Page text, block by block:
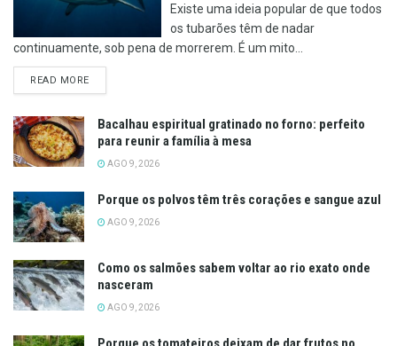
Existe uma ideia popular de que todos
os tubarões têm de nadar
continuamente, sob pena de morrerem. É um mito...
READ MOREDETAILS
Bacalhau espiritual gratinado no forno: perfeito
para reunir a família à mesa
AGO 9, 2026
Porque os polvos têm três corações e sangue azul
AGO 9, 2026
Como os salmões sabem voltar ao rio exato onde
nasceram
AGO 9, 2026